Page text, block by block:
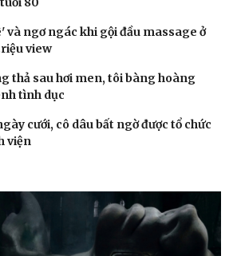
và ngơ ngác khi gội đầu massage ở
view
thả sau hơi men, tôi bàng hoàng
tình dục
cưới, cô dâu bất ngờ được tổ chức
viện